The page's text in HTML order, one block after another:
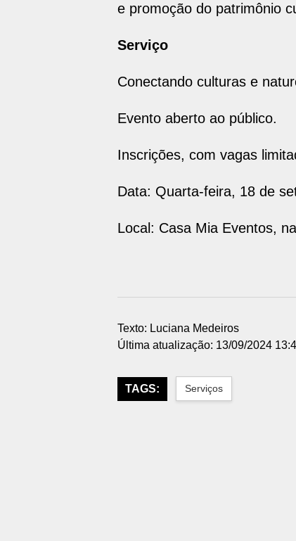
e promoção do patrimônio
Serviço
Conectando culturas e
Evento aberto ao público.
Inscrições, com vagas
Data: Quarta-feira, 18 de
Local: Casa Mia Eventos,
Texto: Luciana Medeiros
Última atualização: 13/09/2024
TAGS: Serviços